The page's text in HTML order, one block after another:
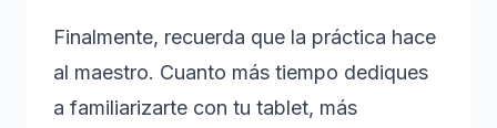
Finalmente, recuerda que la práctica hace
al maestro. Cuanto más tiempo dediques
a familiarizarte con tu tablet, más